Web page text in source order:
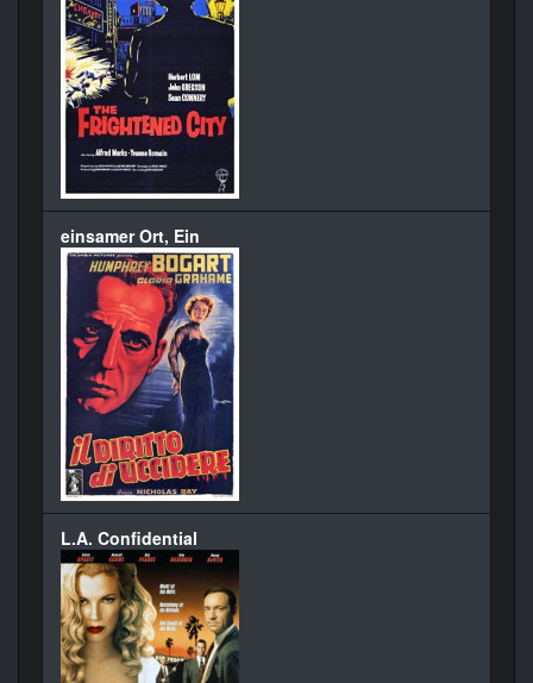
einsamer Ort, Ein
L.A. Confidential